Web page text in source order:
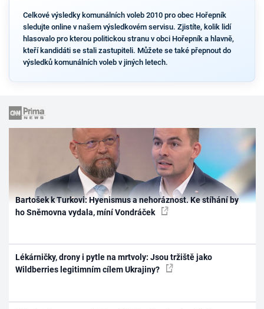
Celkové výsledky komunálních voleb 2010 pro obec Hořepník
sledujte online v našem výsledkovém servisu. Zjistíte, kolik lidí
hlasovalo pro kterou politickou stranu v obci Hořepník a hlavně,
kteří kandidáti se stali zastupiteli. Můžete se také přepnout do
výsledků komunálních voleb v jiných letech.
Bartošek k Turkovi: Hyenismus a nehoráznost. Ke stíhání by
ho Sněmovna vydala, míní Vondráček
Lékárničky, drony i pytle na mrtvoly: Jsou tržiště jako
Wildberries legitimním cílem Ukrajiny?